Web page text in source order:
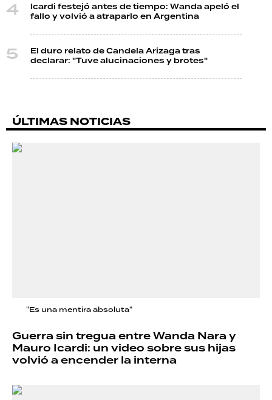
Icardi festejó antes de tiempo: Wanda apeló el
fallo y volvió a atraparlo en Argentina
El duro relato de Candela Arizaga tras
declarar: "Tuve alucinaciones y brotes"
ÚLTIMAS NOTICIAS
"Es una mentira absoluta"
Guerra sin tregua entre Wanda Nara y
Mauro Icardi: un video sobre sus hijas
volvió a encender la interna